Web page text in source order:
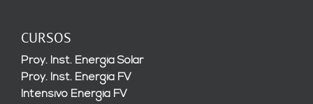
CURSOS
Proy. Inst. Energía Solar
Proy. Inst. Energía FV
Intensivo Energía FV